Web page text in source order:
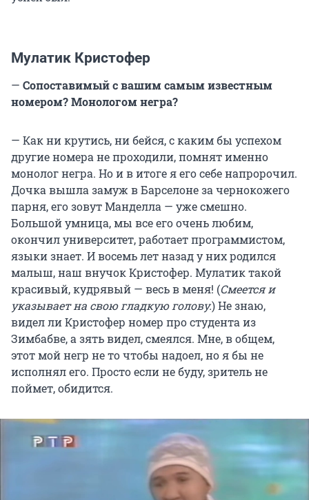
Мулатик Кристофер
— Сопоставимый с вашим самым известным
номером? Монологом негра?
— Как ни крутись, ни бейся, с каким бы успехом
другие номера не проходили, помнят именно
монолог негра. Но и в итоге я его себе напророчил.
Дочка вышла замуж в Барселоне за чернокожего
парня, его зовут Манделла — уже смешно.
Большой умница, мы все его очень любим,
окончил университет, работает программистом,
языки знает. И восемь лет назад у них родился
малыш, наш внучок Кристофер. Мулатик такой
красивый, кудрявый — весь в меня! (Смеется и
указывает на свою гладкую голову.) Не знаю,
видел ли Кристофер номер про студента из
Зимбабве, а зять видел, смеялся. Мне, в общем,
этот мой негр не то чтобы надоел, но я бы не
исполнял его. Просто если не буду, зритель не
поймет, обидится.